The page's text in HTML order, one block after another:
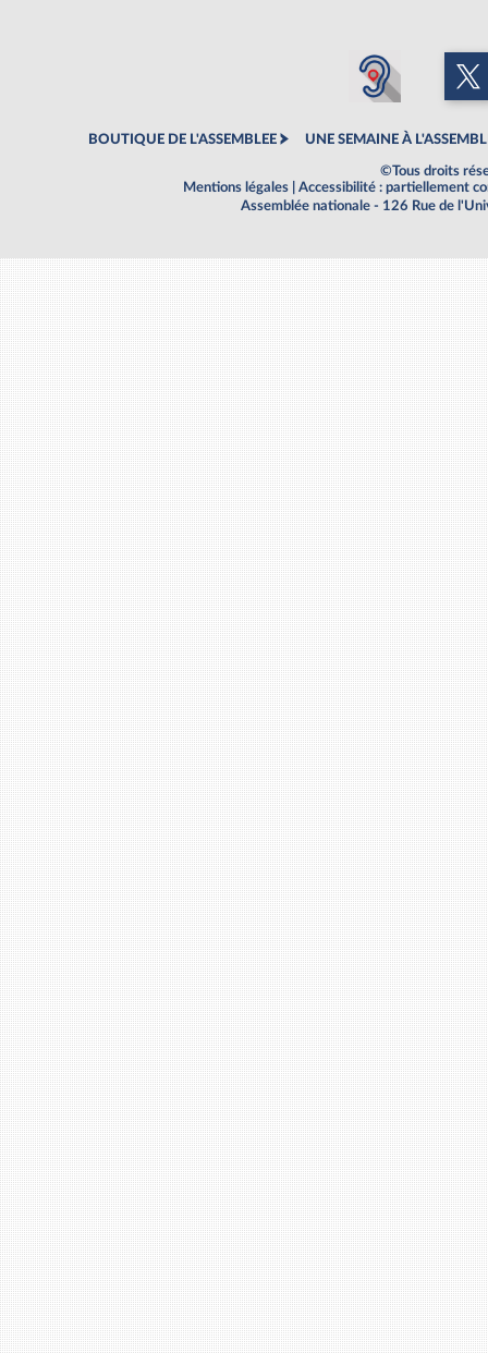
BOUTIQUE DE L'ASSEMBLEE UNE SEMAINE À
©Tous droits
Mentions légales
Accessibilité : partiellement
Assemblée nationale - 126 Rue de